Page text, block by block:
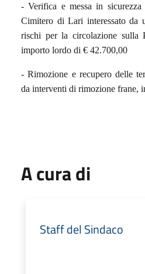
- Verifica e messa in
Cimitero di Lari interessato da
rischi per la circolazione sulla
importo lordo di € 42.700,00
- Rimozione e recupero delle
da interventi di rimozione frane,
A cura di
Staff del Sindaco